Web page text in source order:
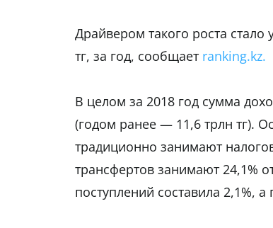
Драйвером такого роста
тг, за год, сообщает ranking.kz.
В целом за 2018 год сумма
(годом ранее — 11,6 трлн тг).
традиционно занимают
трансфертов занимают 24,1%
поступлений составила 2,1%,